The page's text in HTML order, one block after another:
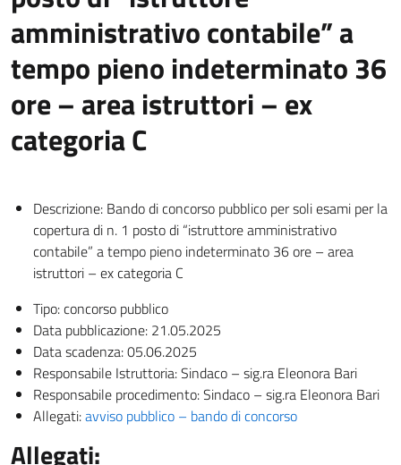
amministrativo contabile” a
tempo pieno indeterminato 36
ore – area istruttori – ex
categoria C
Descrizione: Bando di concorso pubblico per soli esami per la
copertura di n. 1 posto di “istruttore amministrativo
contabile” a tempo pieno indeterminato 36 ore – area
istruttori – ex categoria C
Tipo: concorso pubblico
Data pubblicazione: 21.05.2025
Data scadenza: 05.06.2025
Responsabile Istruttoria: Sindaco – sig.ra Eleonora Bari
Responsabile procedimento: Sindaco – sig.ra Eleonora Bari
Allegati:avviso pubblico – bando di concorso
Allegati: